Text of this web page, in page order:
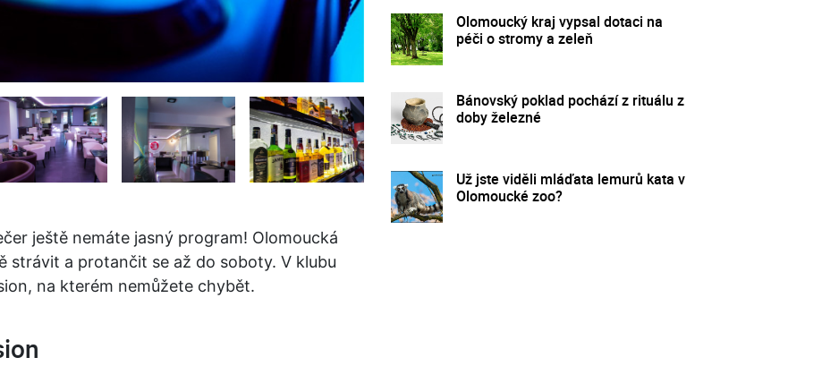
ještě nemáte jasný program! Olomoucká
strávit a protančit se až do soboty. V klubu
na kterém nemůžete chybět.
Olomoucký kraj vypsal dotaci na
péči o stromy a zeleň
Bánovský poklad pochází z rituálu z
doby železné
Už jste viděli mláďata lemurů kata v
Olomoucké zoo?